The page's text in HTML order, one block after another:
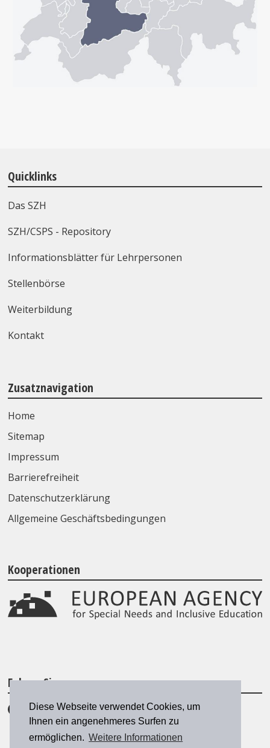
Diese Webseite verwendet Cookies, um
Ihnen ein angenehmeres Surfen zu
ermöglichen. Weitere Informationen
Quicklinks
Das SZH
SZH/CSPS - Repository
Informationsblätter für Lehrpersonen
Stellenbörse
Weiterbildung
Kontakt
Zusatznavigation
Home
Sitemap
Impressum
Barrierefreiheit
Datenschutzerklärung
Allgemeine Geschäftsbedingungen
Kooperationen
Folgen Sie uns